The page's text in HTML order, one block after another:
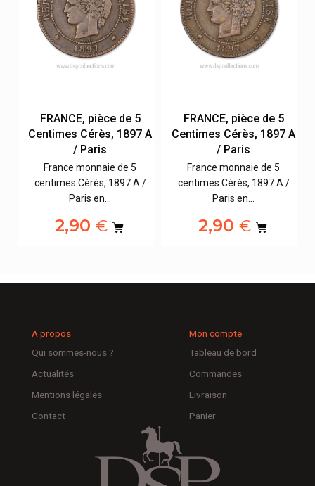
FRANCE, pièce de 5
Centimes Cérès, 1897 A
/ Paris
France monnaie de 5
centimes Cérès, 1897 A /
Paris en…
2,90 €
FRANCE, pièce de 5
Centimes Cérès, 1897 A
/ Paris
France monnaie de 5
centimes Cérès, 1897 A /
Paris en…
2,90 €
A propos
Qui sommes-nous ?
Actualités
Mentions légales
Contact
Mon compte
Tableau de bord
Commandes
Livraison
Panier